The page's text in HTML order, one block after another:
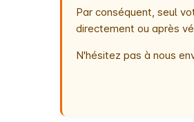
Par conséquent, seul
directement ou après
N'hésitez pas à nous